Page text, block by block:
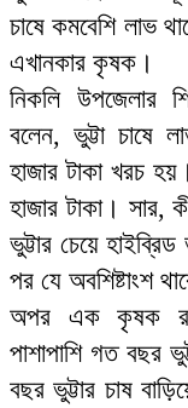
চাষে কমবেশি লাভ
এখানকার কৃষক।
নিকলি উপজেলার
বলেন, ভুট্টা চাষে
হাজার টাকা খরচ
হাজার টাকা। সার,
ভুট্টার চেয়ে
পর যে অবশিষ্টাংশ
অপর এক কৃষক
পাশাপাশি গত বছর
বছর ভুট্টার চাষ